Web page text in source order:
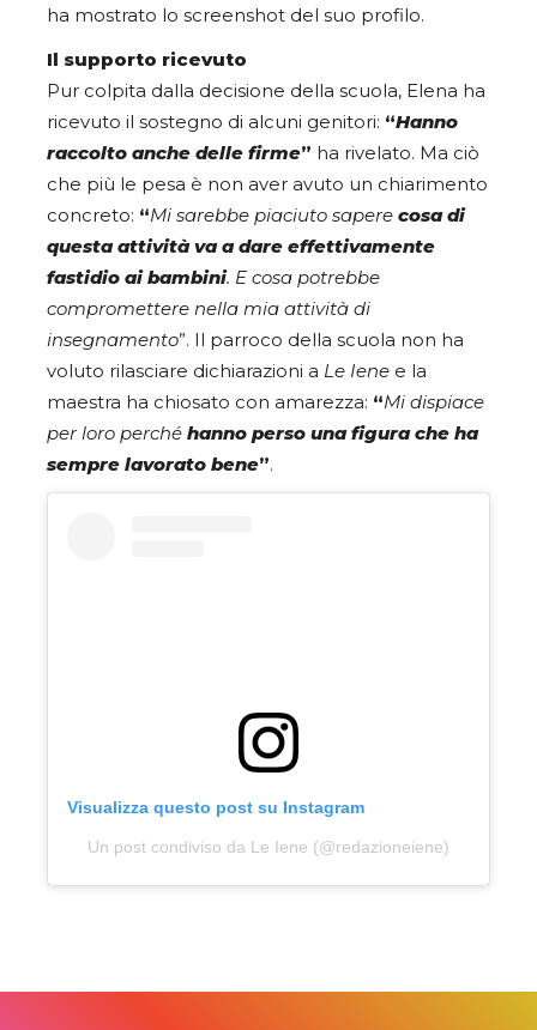
ha mostrato lo screenshot del suo profilo.
Il supporto ricevuto
Pur colpita dalla decisione della scuola, Elena ha
ricevuto il sostegno di alcuni genitori: “Hanno
raccolto anche delle firme” ha rivelato. Ma ciò
che più le pesa è non aver avuto un chiarimento
concreto: “Mi sarebbe piaciuto sapere cosa di
questa attività va a dare effettivamente
fastidio ai bambini. E cosa potrebbe
compromettere nella mia attività di
insegnamento”. Il parroco della scuola non ha
voluto rilasciare dichiarazioni a Le Iene e la
maestra ha chiosato con amarezza: “Mi dispiace
per loro perché hanno perso una figura che ha
sempre lavorato bene”.
Visualizza questo post su Instagram
Un post condiviso da Le Iene (@redazioneiene)